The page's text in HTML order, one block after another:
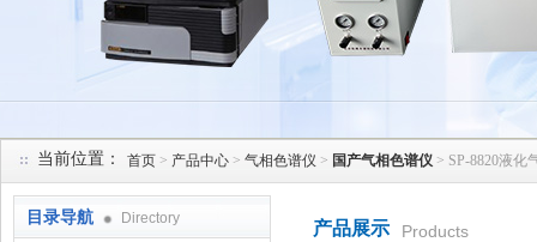
当前位置： 首页 > 产品中心 > 气相色谱仪 > 国产气相色谱仪 > SP-8820液
目录导航 Directory 产品展示 Products